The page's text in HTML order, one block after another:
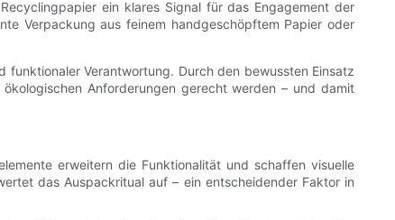
ein klares Signal für das Engagement der
Verpackung aus feinem handgeschöpftem Papier oder
Verantwortung. Durch den bewussten Einsatz
Anforderungen gerecht werden – und damit
erweitern die Funktionalität und schaffen visuelle
das Auspackritual auf – ein entscheidender Faktor in